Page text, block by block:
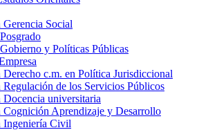
Gerencia Social
y Políticas Públicas
Derecho c.m. en Política Jurisdiccional
Regulación de los Servicios Públicos
Docencia universitaria
Cognición Aprendizaje y Desarrollo
Ingeniería Civil